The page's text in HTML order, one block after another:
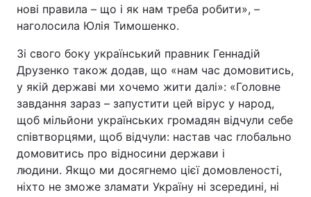
нові правила – що і як нам треба робити», –
наголосила Юлія Тимошенко.
Зі свого боку український правник Геннадій
Друзенко також додав, що «нам час домовитись,
у якій державі ми хочемо жити далі»: «Головне
завдання зараз – запустити цей вірус у народ,
щоб мільйони українських громадян відчули себе
співтворцями, щоб відчули: настав час глобально
домовитись про відносини держави і
людини. Якщо ми досягнемо цієї домовленості,
ніхто не зможе зламати Україну ні зсередині, ні